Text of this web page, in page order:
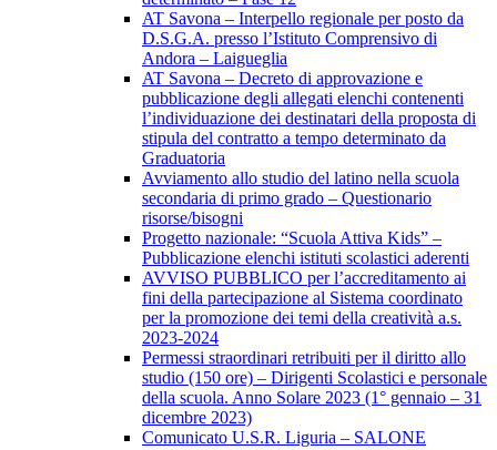
AT Savona – Interpello regionale per posto da
D.S.G.A. presso l’Istituto Comprensivo di
Andora – Laigueglia
AT Savona – Decreto di approvazione e
pubblicazione degli allegati elenchi contenenti
l’individuazione dei destinatari della proposta di
stipula del contratto a tempo determinato da
Graduatoria
Avviamento allo studio del latino nella scuola
secondaria di primo grado – Questionario
risorse/bisogni
Progetto nazionale: “Scuola Attiva Kids” –
Pubblicazione elenchi istituti scolastici aderenti
AVVISO PUBBLICO per l’accreditamento ai
fini della partecipazione al Sistema coordinato
per la promozione dei temi della creatività a.s.
2023-2024
Permessi straordinari retribuiti per il diritto allo
studio (150 ore) – Dirigenti Scolastici e personale
della scuola. Anno Solare 2023 (1° gennaio – 31
dicembre 2023)
Comunicato U.S.R. Liguria – SALONE